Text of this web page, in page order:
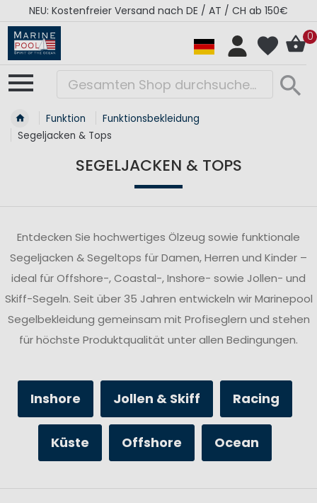
RÉGATES ROYALES Kollektion - Super Sale
0
Funktion
Funktionsbekleidung
Segeljacken & Tops
SEGELJACKEN & TOPS
Entdecken Sie hochwertiges Ölzeug sowie funktionale
Segeljacken & Segeltops für Damen, Herren und Kinder –
ideal für Offshore-, Coastal-, Inshore- sowie Jollen- und
Skiff-Segeln. Seit über 35 Jahren entwickeln wir Marinepool
Segelbekleidung gemeinsam mit Profiseglern und stehen
für höchste Produktqualität unter allen Bedingungen.
Inshore Jollen & Skiff Racing
Küste Offshore Ocean